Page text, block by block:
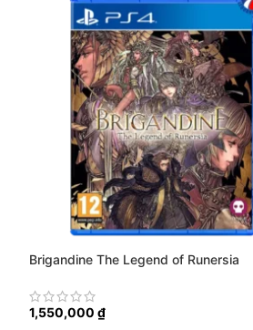
Brigandine The Legend of Runersia
1,550,000 ₫